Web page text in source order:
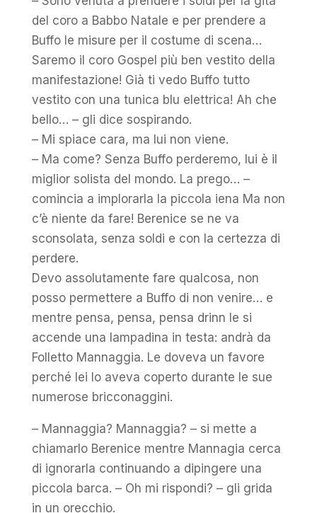
del coro a Babbo Natale e per prendere a
Buffo le misure per il costume di scena…
Saremo il coro Gospel più ben vestito della
manifestazione! Già ti vedo Buffo tutto
vestito con una tunica blu elettrica! Ah che
bello… – gli dice sospirando.
– Mi spiace cara, ma lui non viene.
– Ma come? Senza Buffo perderemo, lui è il
miglior solista del mondo. La prego… –
comincia a implorarla la piccola iena Ma non
c’è niente da fare! Berenice se ne va
sconsolata, senza soldi e con la certezza di
perdere.
Devo assolutamente fare qualcosa, non
posso permettere a Buffo di non venire… e
mentre pensa, pensa, pensa drinn le si
accende una lampadina in testa: andrà da
Folletto Mannaggia. Le doveva un favore
perché lei lo aveva coperto durante le sue
numerose bricconaggini.
– Mannaggia? Mannaggia? – si mette a
chiamarlo Berenice mentre Mannagia cerca
di ignorarla continuando a dipingere una
piccola barca. – Oh mi rispondi? – gli grida
in un orecchio.